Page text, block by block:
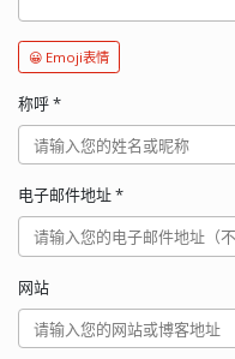
😀 Emoji表情
称呼*
电子邮件地址*
网站